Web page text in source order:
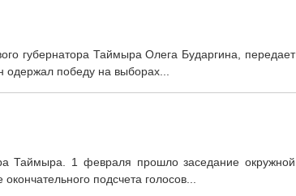
губернатора Таймыра Олега Бударгина, передает
победу на выборах...
Таймыра. 1 февраля прошло заседание окружной
подсчета голосов...